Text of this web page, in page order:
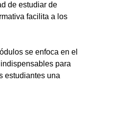
de estudiar de
facilita a los
se enfoca en el
para
estudiantes una